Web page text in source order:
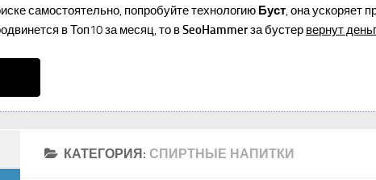
самостоятельно, попробуйте технологию Буст, она ускоряет
в Топ10 за месяц, то вSeoHammerза бустер вернут
КАТЕГОРИЯ: СПИРТНЫЕ НАПИТКИ